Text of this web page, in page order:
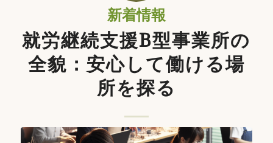
新着情報
就労継続支援B型事業所の
全貌：安心して働ける場
所を探る